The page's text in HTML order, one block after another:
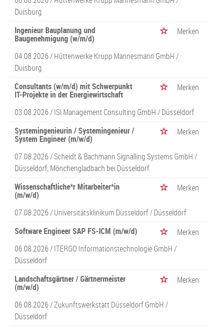
Duisburg
Ingenieur Bauplanung und
Baugenehmigung (w/m/d)
Merken
04.08.2026 /Hüttenwerke Krupp Mannesmann GmbH/
Duisburg
Consultants (w/m/d) mit Schwerpunkt
IT-Projekte in der Energiewirtschaft
Merken
03.08.2026 /ISI Management Consulting GmbH/ Düsseldorf
Systemingenieurin / Systemingenieur /
System Engineer (m/w/d)
Merken
07.08.2026 /Scheidt & Bachmann Signalling Systems GmbH/
Düsseldorf, Mönchengladbach bei Düsseldorf
Wissenschaftliche*r Mitarbeiter*in
(m/w/d)
Merken
07.08.2026 /Universitätsklinikum Düsseldorf/ Düsseldorf
Software Engineer SAP FS-ICM (m/w/d)
Merken
06.08.2026 /ITERGO Informationstechnologie GmbH/
Düsseldorf
Landschaftsgärtner / Gärtnermeister
(m/w/d)
Merken
06.08.2026 /Zukunftswerkstatt Düsseldorf GmbH/
Düsseldorf